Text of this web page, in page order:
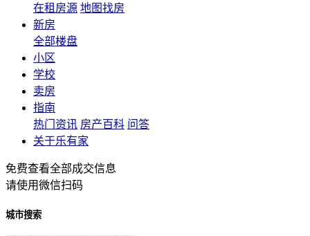
在租房源 地图找房
新房
全部楼盘
小区
学校
卖房
指南
热门资讯 房产百科 问答
关于乐有家
免费查看全部成交信息
请使用微信扫码
城市搜索